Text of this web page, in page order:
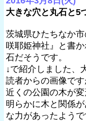
大きな穴と丸石と5
茨城県ひたちなか
咲耶姫神社』と書
石だそうです。
↓で紹介しました、
読者からの画像で
近くの公園の木が
明らかに木と関係
な力があったようで